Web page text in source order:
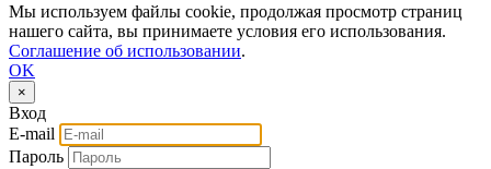
Мы используем файлы cookie, продолжая просмотр страниц
нашего сайта, вы принимаете условия его использования.
Соглашение об использовании.
OK
×
Вход
E-mail
Пароль